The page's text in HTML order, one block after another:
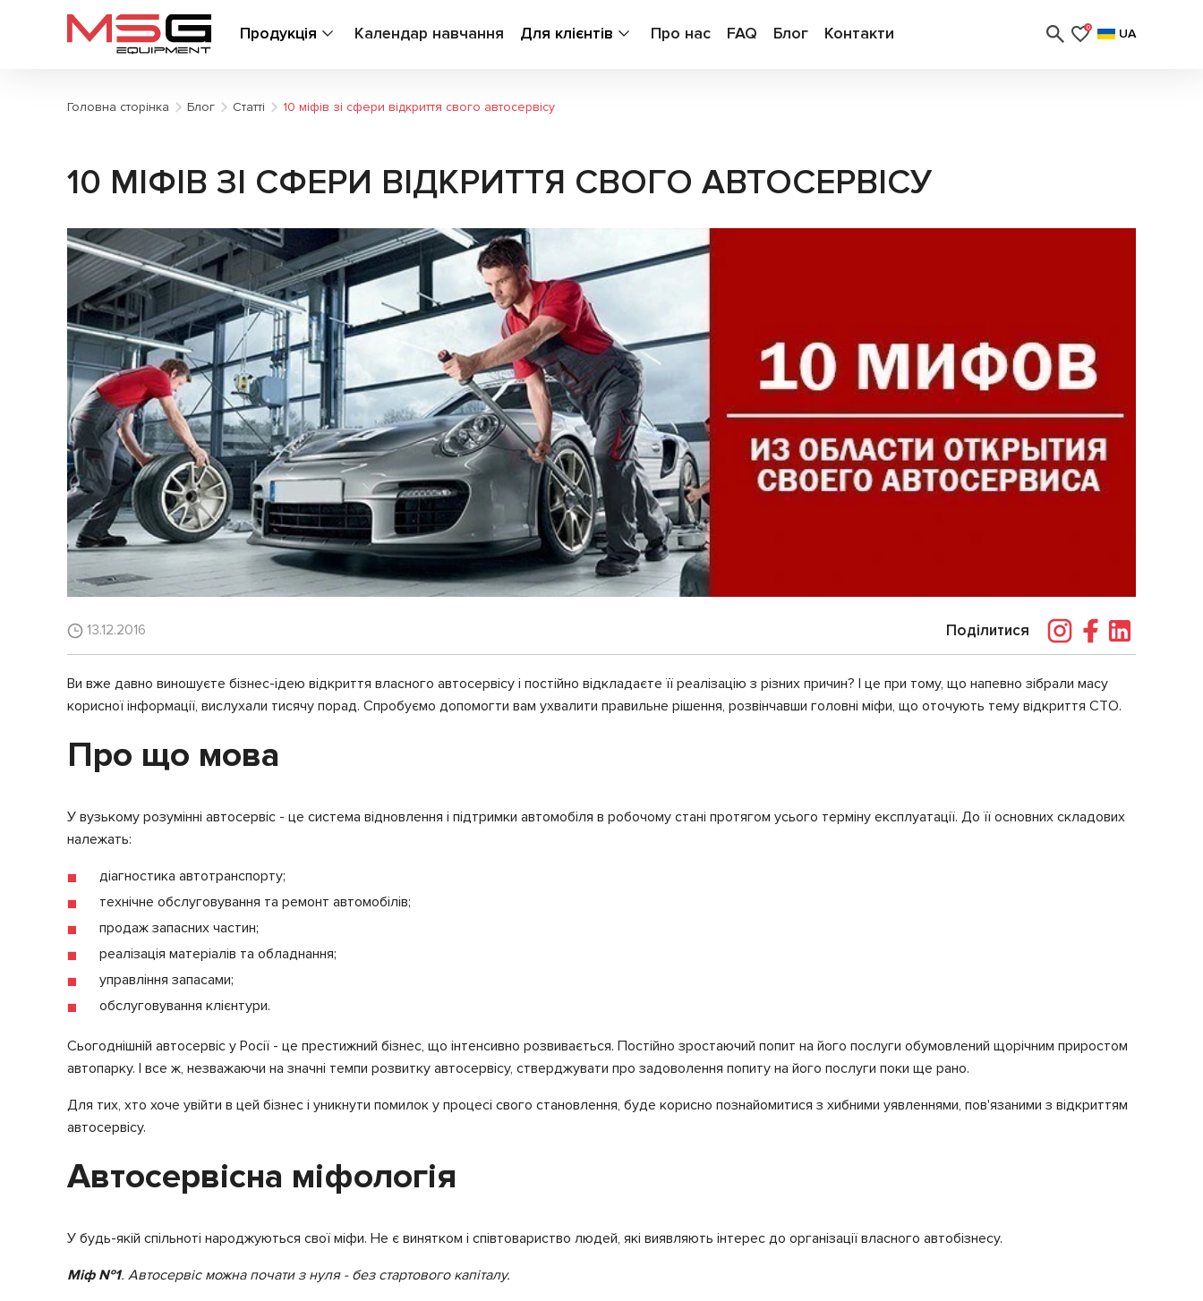
Продукція Календар навчання Для клієнтів Про нас FAQ Блог Контакти 0 UA
Головна сторінка Блог Статті 10 міфів зі сфери відкриття свого автосервісу
10 МІФІВ ЗІ СФЕРИ ВІДКРИТТЯ СВОГО АВТОСЕРВІСУ
13.12.2016 Поділитися
Ви вже давно виношуєте бізнес-ідею відкриття власного автосервісу і постійно відкладаєте її реалізацію з різних причин? І це при тому, що напевно зібрали масу
корисної інформації, вислухали тисячу порад. Спробуємо допомогти вам ухвалити правильне рішення, розвінчавши головні міфи, що оточують тему відкриття СТО.
Про що мова
У вузькому розумінні автосервіс - це система відновлення і підтримки автомобіля в робочому стані протягом усього терміну експлуатації. До її основних складових
належать:
діагностика автотранспорту;
технічне обслуговування та ремонт автомобілів;
продаж запасних частин;
реалізація матеріалів та обладнання;
управління запасами;
обслуговування клієнтури.
Сьогоднішній автосервіс у Росії - це престижний бізнес, що інтенсивно розвивається. Постійно зростаючий попит на його послуги обумовлений щорічним приростом
автопарку. І все ж, незважаючи на значні темпи розвитку автосервісу, стверджувати про задоволення попиту на його послуги поки ще рано.
Для тих, хто хоче увійти в цей бізнес і уникнути помилок у процесі свого становлення, буде корисно познайомитися з хибними уявленнями, пов'язаними з відкриттям
автосервісу.
Автосервісна міфологія
У будь-якій спільноті народжуються свої міфи. Не є винятком і співтовариство людей, які виявляють інтерес до організації власного автобізнесу.
Міф №1. Автосервіс можна почати з нуля - без стартового капіталу.